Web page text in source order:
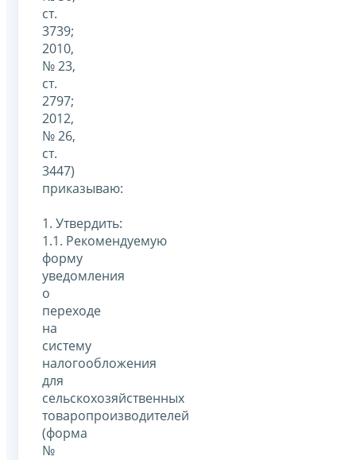
ст.
3739;
2010,
№ 23,
ст.
2797;
2012,
№ 26,
ст.
3447)
приказываю:
1. Утвердить:
1.1. Рекомендуемую
форму
уведомления
о
переходе
на
систему
налогообложения
для
сельскохозяйственных
товаропроизводителей
(форма
№